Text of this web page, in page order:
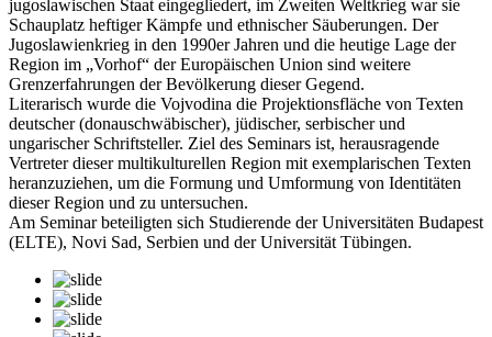
jugoslawischen Staat eingegliedert, im Zweiten Weltkrieg war sie
Schauplatz heftiger Kämpfe und ethnischer Säuberungen. Der
Jugoslawienkrieg in den 1990er Jahren und die heutige Lage der
Region im „Vorhof“ der Europäischen Union sind weitere
Grenzerfahrungen der Bevölkerung dieser Gegend.
Literarisch wurde die Vojvodina die Projektionsfläche von Texten
deutscher (donauschwäbischer), jüdischer, serbischer und
ungarischer Schriftsteller. Ziel des Seminars ist, herausragende
Vertreter dieser multikulturellen Region mit exemplarischen Texten
heranzuziehen, um die Formung und Umformung von Identitäten
dieser Region und zu untersuchen.
Am Seminar beteiligten sich Studierende der Universitäten Budapest
(ELTE), Novi Sad, Serbien und der Universität Tübingen.